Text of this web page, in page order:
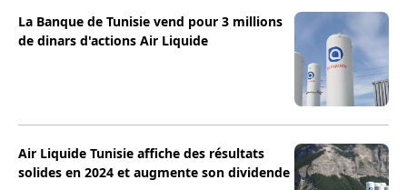
La Banque de Tunisie vend pour 3 millions
de dinars d'actions Air Liquide
Air Liquide Tunisie affiche des résultats
solides en 2024 et augmente son dividende